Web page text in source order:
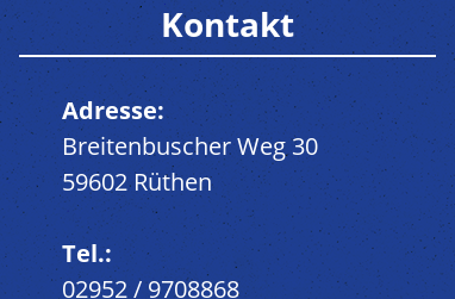
Kontakt
Adresse:
Breitenbuscher Weg 30
59602 Rüthen
Tel.:
02952 / 9708868